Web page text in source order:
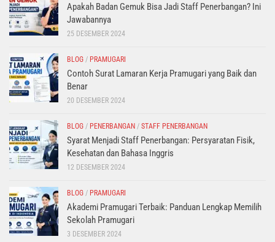
Apakah Badan Gemuk Bisa Jadi Staff Penerbangan? Ini
Jawabannya
25 DESEMBER 2024
BLOG / PRAMUGARI
Contoh Surat Lamaran Kerja Pramugari yang Baik dan
Benar
20 DESEMBER 2024
BLOG / PENERBANGAN / STAFF PENERBANGAN
Syarat Menjadi Staff Penerbangan: Persyaratan Fisik,
Kesehatan dan Bahasa Inggris
12 DESEMBER 2024
BLOG / PRAMUGARI
Akademi Pramugari Terbaik: Panduan Lengkap Memilih
Sekolah Pramugari
3 DESEMBER 2024